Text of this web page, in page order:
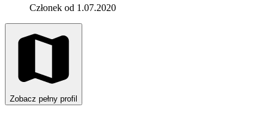
Członek od 1.07.2020
Zobacz pełny profil